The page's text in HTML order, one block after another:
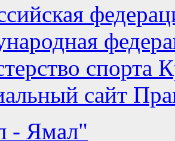
спорта
сайт
- Ямал"